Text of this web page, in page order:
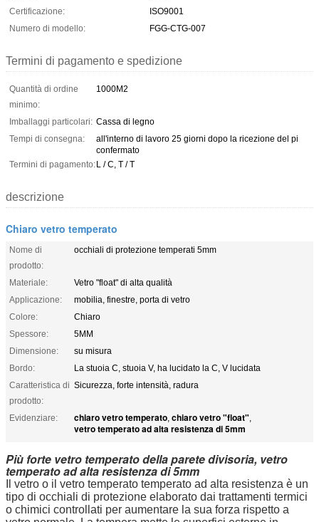
Certificazione:
ISO9001
Numero di modello:
FGG-CTG-007
Termini di pagamento e spedizione
Quantità di ordine
minimo:
1000M2
Imballaggi particolari: Cassa di legno
Tempi di consegna:
all'interno di lavoro 25 giorni dopo la ricezione del pi
confermato
Termini di pagamento:L / C, T / T
descrizione
Chiaro vetro temperato
Nome di
prodotto:
occhiali di protezione temperati 5mm
Materiale:
Vetro "float" di alta qualità
Applicazione:
mobilia, finestre, porta di vetro
Colore:
Chiaro
Spessore:
5MM
Dimensione:
su misura
Bordo:
La stuoia C, stuoia V, ha lucidato la C, V lucidata
Caratteristica di
prodotto:
Sicurezza, forte intensità, radura
Evidenziare: chiaro vetro temperato, chiaro vetro "float",
vetro temperato ad alta resistenza di 5mm
Più forte vetro temperato della parete divisoria, vetro
temperato ad alta resistenza di 5mm
Il vetro o il vetro temperato temperato ad alta resistenza è un
tipo di occhiali di protezione elaborato dai trattamenti termici
o chimici controllati per aumentare la sua forza rispetto a